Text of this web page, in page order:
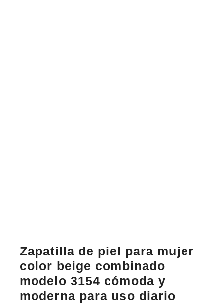
Zapatilla de piel para mujer
color beige combinado
modelo 3154 cómoda y
moderna para uso diario